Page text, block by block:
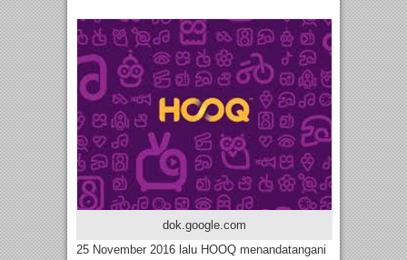
dok.google.com
25 November 2016 lalu HOOQ menandatangani